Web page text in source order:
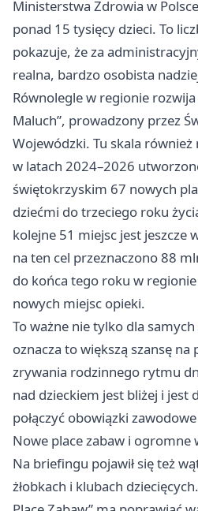
Ministerstwa Zdrowia w
ponad 15 tysięcy dzieci. To
pokazuje, że za
realna, bardzo osobista
Równolegle w regionie
Maluch”, prowadzony przez
Wojewódzki. Tu skala
w latach 2024–2026
świętokrzyskim 67 nowych
dziećmi do trzeciego roku
kolejne 51 miejsc jest jeszcze
na ten cel przeznaczono 88
do końca tego roku w
nowych miejsc opieki.
To ważne nie tylko dla
oznacza to większą szansę
zrywania rodzinnego rytmu
nad dzieckiem jest bliżej i jest
połączyć obowiązki
Nowe place zabaw i ogromne
Na briefingu pojawił się też
żłobkach i klubach